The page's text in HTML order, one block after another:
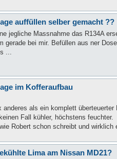
auffüllen selber gemacht ??
jegliche Massnahme das R134A
gerade bei mir. Befüllen aus ner
...
im Kofferaufbau
anderes als ein komplett
Fall kühler, höchstens feuchter.
Robert schon schreibt und wirklich
Lima am Nissan MD21?